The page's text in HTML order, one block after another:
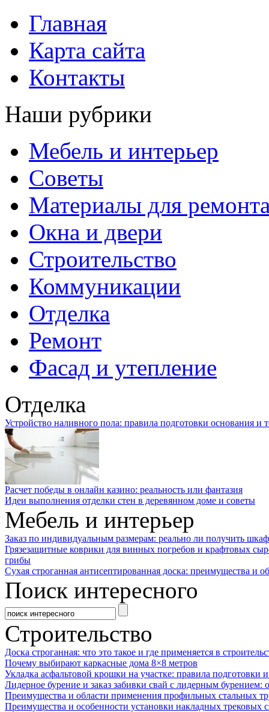
Главная
Карта сайта
Контакты
Наши рубрики
Мебель и интерьер
Советы
Материалы для
Окна и двери
Строительство
Коммуникации
Отделка
Ремонт
Фасад и утепление
Отделка
Устройство наливного пола: правила подготовки основания и
Расчет победы в онлайн казино: реальность или фантазия
Идеи выполнения отделки стен в деревянном доме и советы
Мебель и интерьер
Заказ по индивидуальным размерам: реально ли получить
Грязезащитные коврики для винных погребов и крафтовых
грибы
Сухая строганная антисептированная доска: преимущества и
Поиск интересного
Строительство
Доска строганная: что это такое и где применяется в
Почему выбирают каркасные дома 8×8 метров
Укладка асфальтовой крошки на участке: правила подготовки
Лидерное бурение и заказ забивки свай с лидерным бурением:
Преимущества и области применения профильных стальных
Преимущества и особенности установки накладных трековых